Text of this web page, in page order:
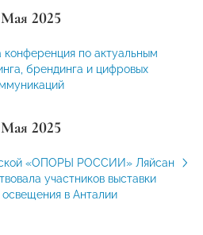
2025
по актуальным
брендинга и цифровых
2025
«ОПОРЫ РОССИИ» Ляйсан
участников выставки
освещения в Анталии